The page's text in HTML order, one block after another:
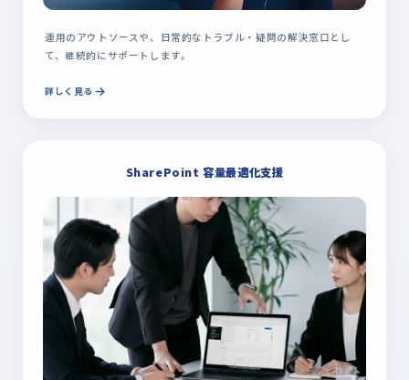
運用のアウトソースや、日常的なトラブル・疑問の解決窓口とし
て、継続的にサポートします。
詳しく見る
SharePoint 容量最適化支援